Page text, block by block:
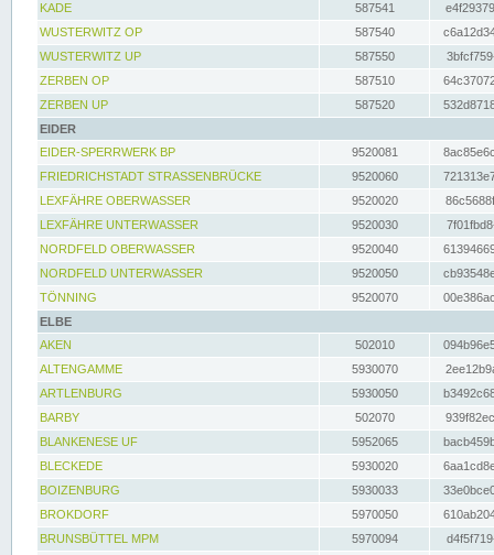
KADE
587541
WUSTERWITZ OP
587540
WUSTERWITZ UP
587550
ZERBEN OP
587510
ZERBEN UP
587520
EIDER
EIDER-SPERRWERK BP
9520081
FRIEDRICHSTADT STRASSENBRÜCKE
9520060
LEXFÄHRE OBERWASSER
9520020
LEXFÄHRE UNTERWASSER
9520030
NORDFELD OBERWASSER
9520040
NORDFELD UNTERWASSER
9520050
TÖNNING
9520070
ELBE
AKEN
502010
ALTENGAMME
5930070
ARTLENBURG
5930050
BARBY
502070
BLANKENESE UF
5952065
BLECKEDE
5930020
BOIZENBURG
5930033
BROKDORF
5970050
BRUNSBÜTTEL MPM
5970094